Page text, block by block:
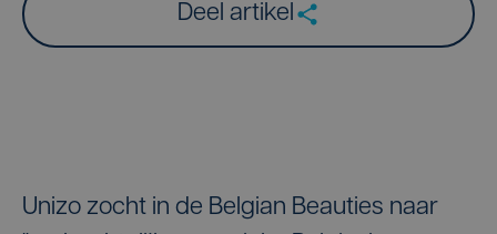
Deel artikel
Unizo zocht in de Belgian Beauties naar